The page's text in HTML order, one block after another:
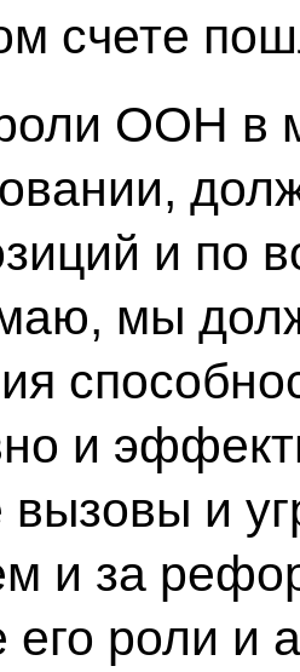
счете
ООН в
и по
мы
и
и
и за
его роли и